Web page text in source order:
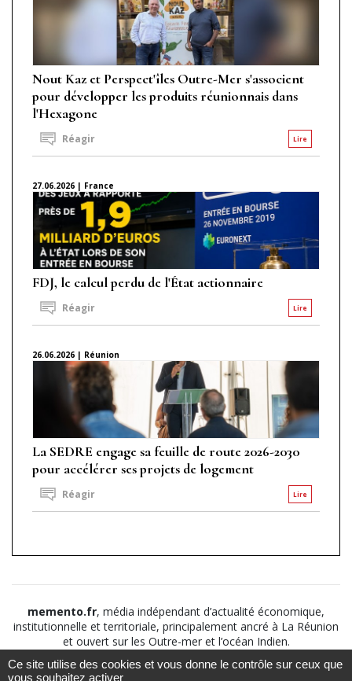
Nout Kaz et Perspect'îles Outre-Mer s'associent
pour développer les produits réunionnais dans
l'Hexagone
Lire
Réagir
27.06.2026 | France
FDJ, le calcul perdu de l'État actionnaire
Lire
Réagir
26.06.2026 | Réunion
La SEDRE engage sa feuille de route 2026-2030
pour accélérer ses projets de logement
Lire
Réagir
memento.fr, média indépendant d’actualité économique,
institutionnelle et territoriale, principalement ancré à La Réunion
et ouvert sur les Outre-mer et l’océan Indien.
©2026 Suivez nous sur Notice légale
Ce site utilise des cookies et vous donne le contrôle sur ceux que
vous souhaitez activer